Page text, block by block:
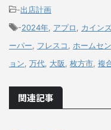
-出店計画
-2024年 アプロ カイン
ーパー
フレスコ ホームセ
ョン 万代 大阪 枚方市 複
関連記事